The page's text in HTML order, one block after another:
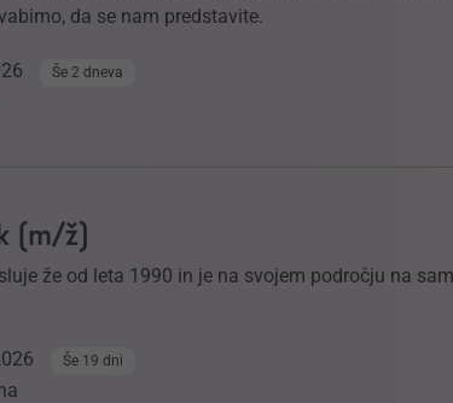
da se nam predstavite.
Še 2 dneva
(m/ž)
že od leta 1990 in je na svojem področju na
Še 19 dni